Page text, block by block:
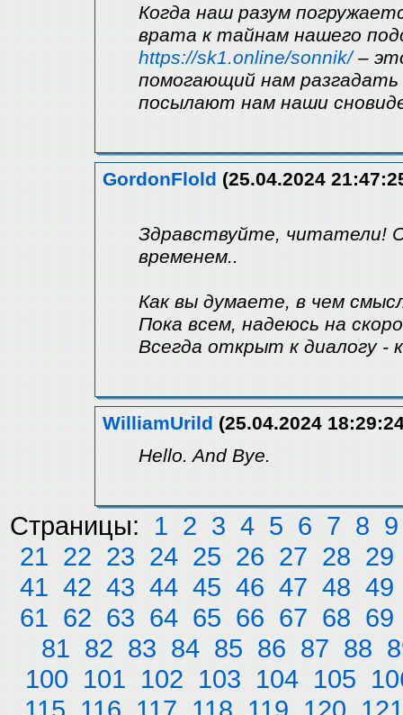
Когда наш разум
врата к тайнам нашего
https://sk1.online/sonnik/–
помогающий нам
посылают нам наши
GordonFlold (25.04.2024
Здравствуйте, читатели!
временем..
Как вы думаете, в чем
Пока всем, надеюсь на
Всегда открыт к диалогу -
WilliamUrild (25.04.2024
Hello. And Bye.
Страницы: 1 2 3 4 5 6 7 8 9
21 22 23 24 25 26 27 28 29
41 42 43 44 45 46 47 48 49
61 62 63 64 65 66 67 68 69
81 82 83 84 85 86 87 88
100 101 102 103 104 105
115 116 117 118 119 120 121